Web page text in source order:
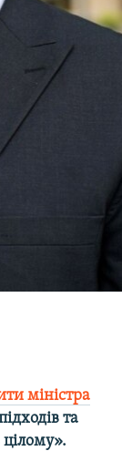
міністра
та
цілому».